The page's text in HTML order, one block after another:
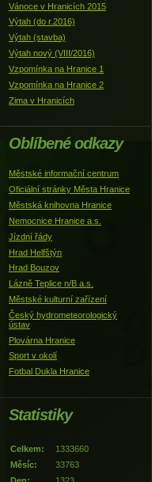
Vánoce v Hranicích 2015
Výtah (do r.2016)
Výtah (stavba)
Výtah nový (VIII/2016)
Vzpomínka na Hranice 1
Vzpomínka na Hranice 2
Zima v Hranicích
Oblíbené odkazy
Městské informační centrum
Oficiální stránky Města Hranice
Městská knihovna Hranice
Nemocnice Hranice a.s.
Jízdní řády
Hrad Helfštýn
Hrad Bouzov
Lázně Teplice n/B a.s.
Městské kulturní zařízení
Český hydrometeorologický
ústav
Plovárna Hranice
Sport v okolí
Fotbal Dukla Hranice
Statistiky
Celkem:
1333660
Měsíc:
33763